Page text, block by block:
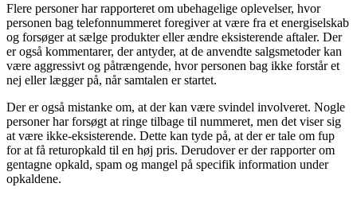
Flere personer har rapporteret om ubehagelige oplevelser, hvor
personen bag telefonnummeret foregiver at være fra et energiselskab
og forsøger at sælge produkter eller ændre eksisterende aftaler. Der
er også kommentarer, der antyder, at de anvendte salgsmetoder kan
være aggressivt og påtrængende, hvor personen bag ikke forstår et
nej eller lægger på, når samtalen er startet.
Der er også mistanke om, at der kan være svindel involveret. Nogle
personer har forsøgt at ringe tilbage til nummeret, men det viser sig
at være ikke-eksisterende. Dette kan tyde på, at der er tale om fup
for at få returopkald til en høj pris. Derudover er der rapporter om
gentagne opkald, spam og mangel på specifik information under
opkaldene.